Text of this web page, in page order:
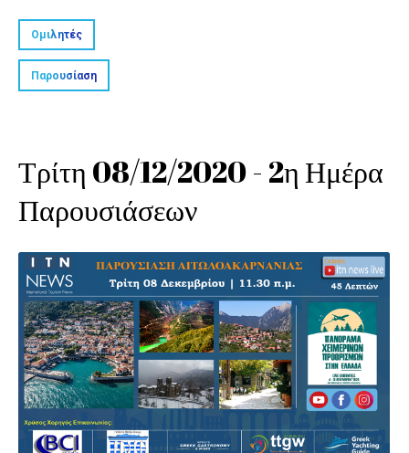
Ομιλητές
Παρουσίαση
Τρίτη 08/12/2020 - 2η Ημέρα
Παρουσιάσεων